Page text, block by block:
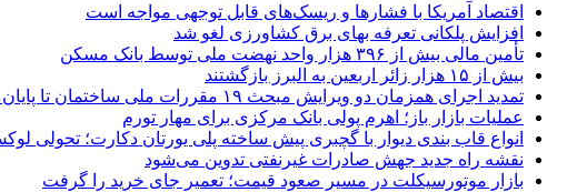
اقتصاد آمریکا با فشارها و ریسک‌های قابل توجهی مواجه است
افزایش پلکانی تعرفه بهای برق کشاورزی لغو شد
تأمین مالی بیش از ۳۹۶ هزار واحد نهضت ملی توسط بانک مسکن
بیش از ۱۵ هزار زائر اربعین به البرز بازگشتند
تمدید اجرای همزمان دو ویرایش مبحث ۱۹ مقررات ملی ساختمان تا پایان سال
عملیات بازار باز؛ اهرم پولی بانک مرکزی برای مهار تورم
انواع قاب بندی دیوار با گچبری پیش ساخته پلی یورتان دکارت؛ تحولی
نقشه راه جدید جهش صادرات غیرنفتی تدوین می‌شود
بازار موتورسیکلت در مسیر صعود قیمت؛ تعمیر جای خرید را گرفت